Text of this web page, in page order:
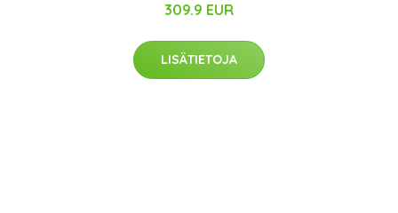
309.9 EUR
LISÄTIETOJA